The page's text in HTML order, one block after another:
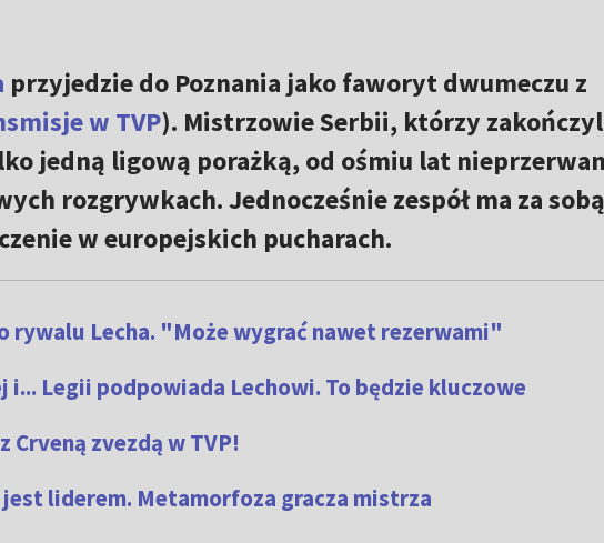
przyjedzie do Poznania jako faworyt dwumeczu z
w TVP). Mistrzowie Serbii, którzy
jedną ligową porażką, od ośmiu lat
rozgrywkach. Jednocześnie zespół ma za sobą
w europejskich pucharach.
rywalu Lecha. "Może wygrać nawet rezerwami"
i... Legii podpowiada Lechowi. To będzie kluczowe
Crveną zvezdą w TVP!
liderem. Metamorfoza gracza mistrza